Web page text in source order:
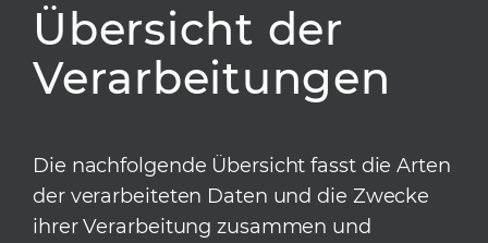
Übersicht der
Verarbeitungen
Die nachfolgende Übersicht fasst die Arten
der verarbeiteten Daten und die Zwecke
ihrer Verarbeitung zusammen und